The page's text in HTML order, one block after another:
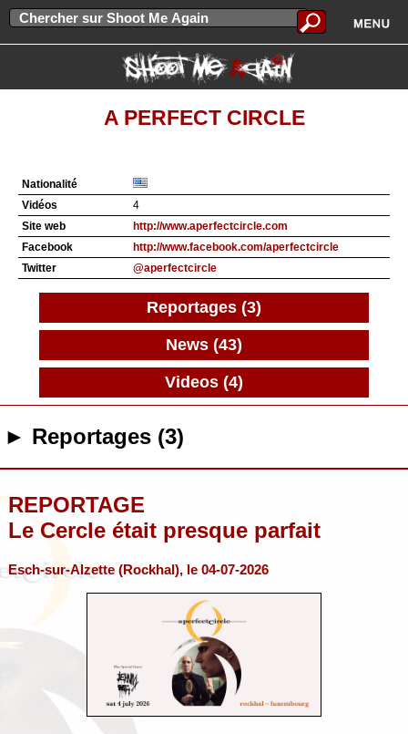
A PERFECT CIRCLE
Nationalité
Vidéos
4
Site web
http://www.aperfectcircle.com
Facebook
http://www.facebook.com/aperfectcircle
Twitter
@aperfectcircle
Reportages (3)
News (43)
Videos (4)
► Reportages (3)
REPORTAGE
Le Cercle était presque parfait
Esch-sur-Alzette (Rockhal), le 04-07-2026